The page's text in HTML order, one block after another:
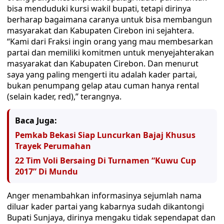
bisa menduduki kursi wakil bupati, tetapi dirinya
berharap bagaimana caranya untuk bisa membangun
masyarakat dan Kabupaten Cirebon ini sejahtera.
“Kami dari Fraksi ingin orang yang mau membesarkan
partai dan memiliki komitmen untuk menyejahterakan
masyarakat dan Kabupaten Cirebon. Dan menurut
saya yang paling mengerti itu adalah kader partai,
bukan penumpang gelap atau cuman hanya rental
(selain kader, red),” terangnya.
Baca Juga:
Pemkab Bekasi Siap Luncurkan Bajaj Khusus
Trayek Perumahan
22 Tim Voli Bersaing Di Turnamen “Kuwu Cup
2017” Di Mundu
Anger menambahkan informasinya sejumlah nama
diluar kader partai yang kabarnya sudah dikantongi
Bupati Sunjaya, dirinya mengaku tidak sependapat dan